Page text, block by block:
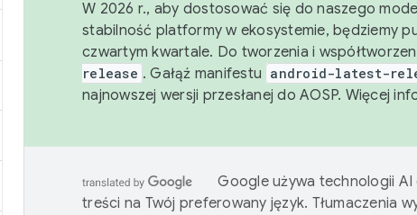
W 2026 r., aby dostosować się do naszego
stabilność platformy w ekosystemie, będziemy
czwartym kwartale. Do tworzenia i
release . Gałąź manifestu android-latest-
najnowszej wersji przesłanej do AOSP. Więcej
Google używa technologii AI
treści na Twój preferowany język. Tłumaczenia